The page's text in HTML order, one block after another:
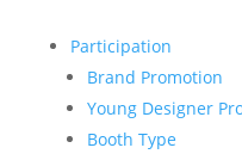
Participation
Brand Promotion
Young Designer
Booth Type